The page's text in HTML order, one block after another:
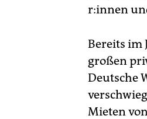
r:in­nen
Bereits im
großen
Deutsche
Mieten